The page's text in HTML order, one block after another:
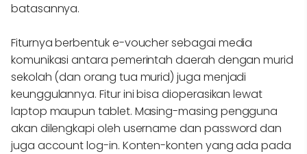
batasannya.
Fiturnya berbentuk e-voucher sebagai media
komunikasi antara pemerintah daerah dengan murid
sekolah (dan orang tua murid) juga menjadi
keunggulannya. Fitur ini bisa dioperasikan lewat
laptop maupun tablet. Masing-masing pengguna
akan dilengkapi oleh username dan password dan
juga account log-in. Konten-konten yang ada pada